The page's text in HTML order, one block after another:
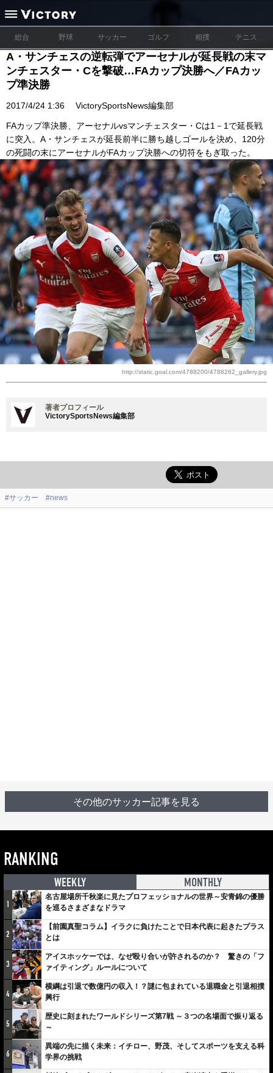
総合 野球 サッカー ゴルフ 相撲 テニス
A・サンチェスの逆転弾でアーセナルが延長戦の末マ
ンチェスター・Cを撃破…FAカップ決勝へ／FAカッ
プ準決勝
2017/4/24 1:36 VictorySportsNews編集部
FAカップ準決勝、アーセナルvsマンチェスター・Cは1－1で延長戦
に突入。A・サンチェスが延長前半に勝ち越しゴールを決め、120分
の死闘の末にアーセナルがFAカップ決勝への切符をもぎ取った。
http://static.goal.com/4788200/4788262_gallery.jpg
著者プロフィール
VictorySportsNews編集部
#サッカー #news
その他のサッカー記事を見る
RANKING
WEEKLY MONTHLY
1
名古屋場所千秋楽に見たプロフェッショナルの世界～安青錦の優勝
を巡るさまざまなドラマ
2
【前園真聖コラム】イラクに負けたことで日本代表に起きたプラス
とは
3
アイスホッケーでは、なぜ殴り合いが許されるのか？ 驚きの「フ
ァイティング」ルールについて
4
横綱は引退で数億円の収入！？謎に包まれている退職金と引退相撲
興行
5
歴史に刻まれたワールドシリーズ第7戦 ～３つの名場面で振り返る
～
6
異端の先に描く未来：イチロー、野茂、そしてスポーツを支える科
学界の挑戦